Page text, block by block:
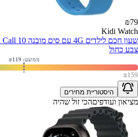
₪79
Kidi Watch
צבע כחול
₪159
ממוצע: ₪ 119
היסטוריית מחירים
מציאון ועודפיםהכי זול שהיה